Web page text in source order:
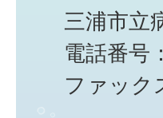
三浦市立
電話番号
ファッ